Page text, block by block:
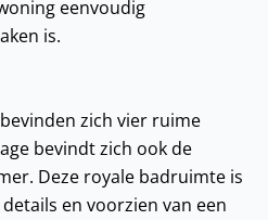
eenvoudig
is.
zich vier ruime
bevindt zich ook de
Deze royale badruimte is
en voorzien van een